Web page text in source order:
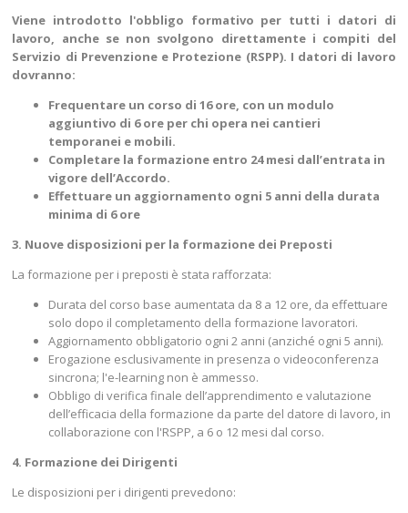
Viene introdotto l'obbligo formativo per tutti i datori di
lavoro, anche se non svolgono direttamente i compiti del
Servizio di Prevenzione e Protezione (RSPP). I datori di lavoro
dovranno:
Frequentare un corso di 16 ore, con un modulo
aggiuntivo di 6 ore per chi opera nei cantieri
temporanei e mobili.
Completare la formazione entro 24 mesi dall’entrata in
vigore dell’Accordo.
Effettuare un aggiornamento ogni 5 anni della durata
minima di 6 ore
3. Nuove disposizioni per la formazione dei Preposti
La formazione per i preposti è stata rafforzata:
Durata del corso base aumentata da 8 a 12 ore, da effettuare
solo dopo il completamento della formazione lavoratori.
Aggiornamento obbligatorio ogni 2 anni (anziché ogni 5 anni).
Erogazione esclusivamente in presenza o videoconferenza
sincrona; l'e-learning non è ammesso.
Obbligo di verifica finale dell’apprendimento e valutazione
dell’efficacia della formazione da parte del datore di lavoro, in
collaborazione con l'RSPP, a 6 o 12 mesi dal corso.
4. Formazione dei Dirigenti
Le disposizioni per i dirigenti prevedono: